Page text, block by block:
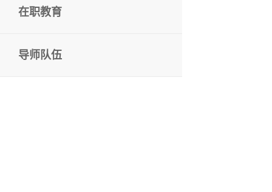
在职教育
导师队伍